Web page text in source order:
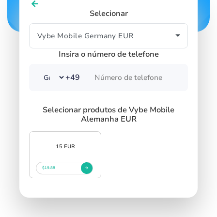
Selecionar
Insira o número de telefone
+49
Selecionar produtos de Vybe Mobile
Alemanha EUR
15 EUR
$19.88